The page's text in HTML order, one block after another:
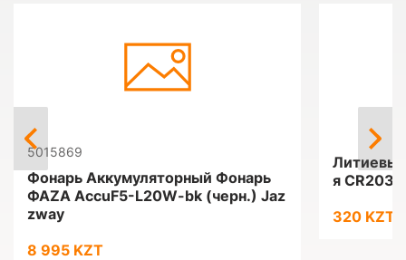
5015869
Фонарь Аккумуляторный Фонарь
ФАZА AccuF5-L20W-bk (черн.) Jaz
zway
8 995 KZT
я
320 KZT